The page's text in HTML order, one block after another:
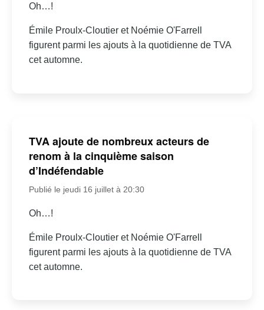
Oh…!
Émile Proulx-Cloutier et Noémie O'Farrell
figurent parmi les ajouts à la quotidienne de TVA
cet automne.
TVA ajoute de nombreux acteurs de
renom à la cinquième saison
d’Indéfendable
Publié le jeudi 16 juillet à 20:30
Oh…!
Émile Proulx-Cloutier et Noémie O'Farrell
figurent parmi les ajouts à la quotidienne de TVA
cet automne.